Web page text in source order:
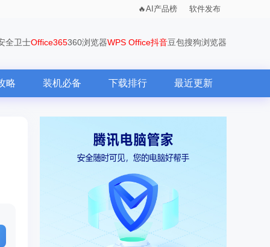
AI产品榜 软件发布
全卫士Office365360浏览器WPS Office抖音豆包搜狗浏览器
略 装机必备 下载排行 最近更新